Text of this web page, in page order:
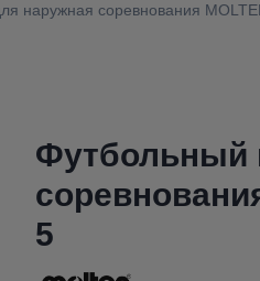
наружная соревнования
Футбольный
5